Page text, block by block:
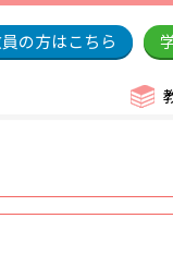
の方はこちら